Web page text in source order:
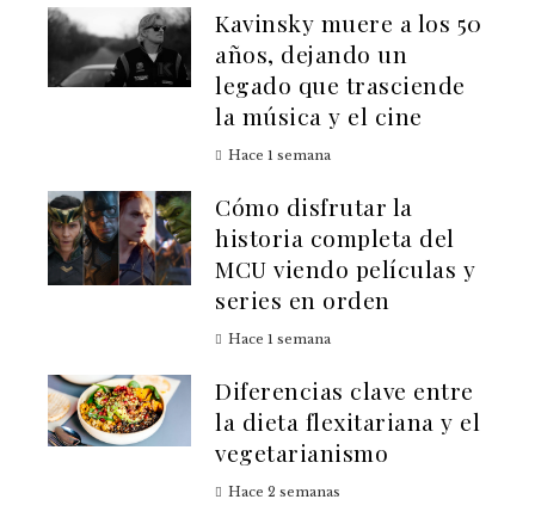
Kavinsky muere a los 50
años, dejando un
legado que trasciende
la música y el cine
Hace 1 semana
Cómo disfrutar la
historia completa del
MCU viendo películas y
series en orden
Hace 1 semana
Diferencias clave entre
la dieta flexitariana y el
vegetarianismo
Hace 2 semanas